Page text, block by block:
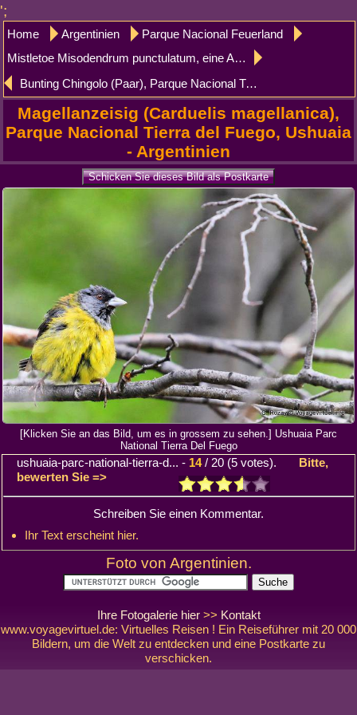
';
Home Argentinien
Parque Nacional Feuerland
Mistletoe Misodendrum punctulatum, eine Art parasitäre Mistel, Parque Nacional Tierra del Fuego, Ushuaia
Bunting Chingolo (Paar), Parque Nacional Tierra del Fuego, Ushuaia
Magellanzeisig (Carduelis magellanica),
Parque Nacional Tierra del Fuego, Ushuaia
- Argentinien
[Klicken Sie an das Bild, um es in grossem zu sehen.] Ushuaia Parc
National Tierra Del Fuego
ushuaia-parc-national-tierra-d... - 14/ 20 (5 votes). Bitte,
bewerten Sie =>
Schreiben Sie einen Kommentar.
Ihr Text erscheint hier.
Foto von Argentinien.
Ihre Fotogalerie hier>> Kontakt
www.voyagevirtuel.de: Virtuelles Reisen ! Ein Reiseführer mit 20 000
Bildern, um die Welt zu entdecken und eine Postkarte zu
verschicken.